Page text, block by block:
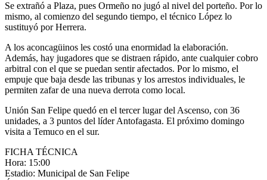
Se extrañó a Plaza, pues Ormeño no jugó al nivel del porteño. Por lo
mismo, al comienzo del segundo tiempo, el técnico López lo
sustituyó por Herrera.
A los aconcagüinos les costó una enormidad la elaboración.
Además, hay jugadores que se distraen rápido, ante cualquier cobro
arbitral con el que se puedan sentir afectados. Por lo mismo, el
empuje que baja desde las tribunas y los arrestos individuales, le
permiten zafar de una nueva derrota como local.
Unión San Felipe quedó en el tercer lugar del Ascenso, con 36
unidades, a 3 puntos del líder Antofagasta. El próximo domingo
visita a Temuco en el sur.
FICHA TÉCNICA
Hora: 15:00
Estadio: Municipal de San Felipe